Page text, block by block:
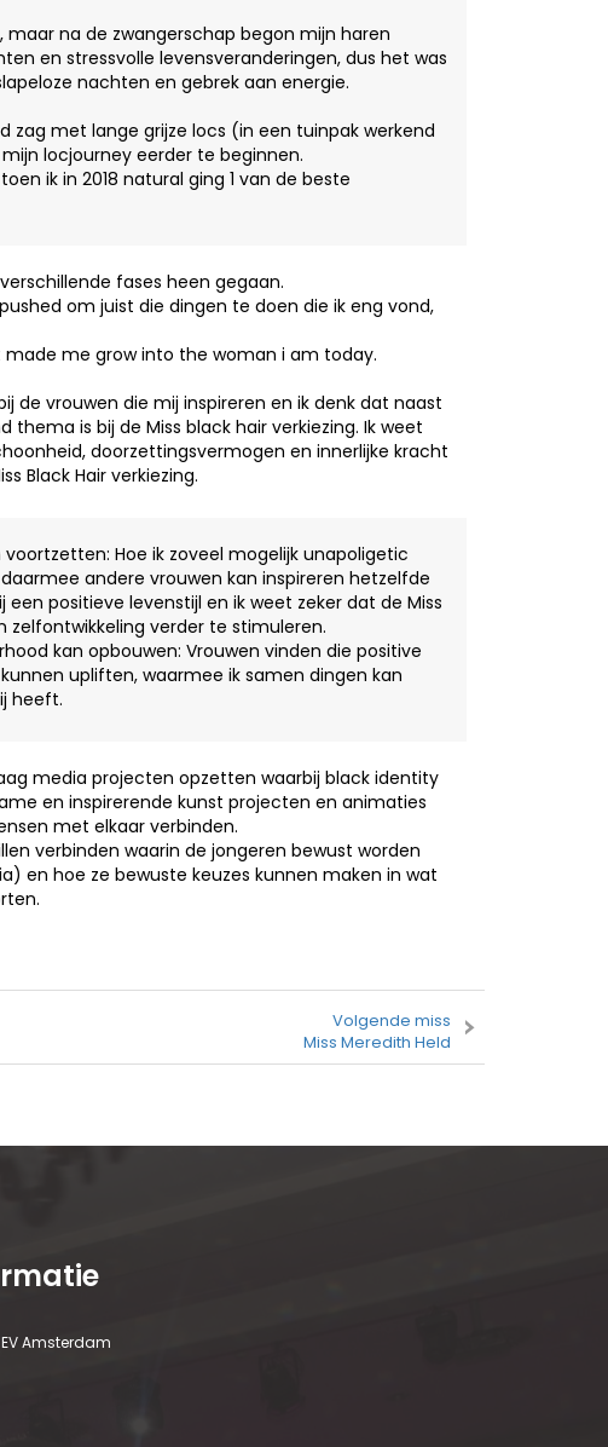
na de zwangerschap begon mijn haren
en stressvolle levensveranderingen, dus het was
nachten en gebrek aan energie.
zag met lange grijze locs (in een tuinpak werkend
locjourney eerder te beginnen.
ik in 2018 natural ging 1 van de beste
fases heen gegaan.
om juist die dingen te doen die ik eng vond,
me grow into the woman i am today.
de vrouwen die mij inspireren en ik denk dat naast
is bij de Miss black hair verkiezing. Ik weet
doorzettingsvermogen en innerlijke kracht
Black Hair verkiezing.
Hoe ik zoveel mogelijk unapoligetic
andere vrouwen kan inspireren hetzelfde
positieve levenstijl en ik weet zeker dat de Miss
zelfontwikkeling verder te stimuleren.
kan opbouwen: Vrouwen vinden die positive
upliften, waarmee ik samen dingen kan
heeft.
media projecten opzetten waarbij black identity
en inspirerende kunst projecten en animaties
met elkaar verbinden.
verbinden waarin de jongeren bewust worden
en hoe ze bewuste keuzes kunnen maken in wat
Volgende miss
Miss Meredith Held
EV Amsterdam